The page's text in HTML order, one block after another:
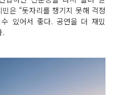
은 “돗자리를 챙기지 못해 걱정
있어서 좋다. 공연을 더 재밌
.